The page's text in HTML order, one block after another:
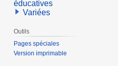
éducatives
Variées
Outils
Pages spéciales
Version imprimable